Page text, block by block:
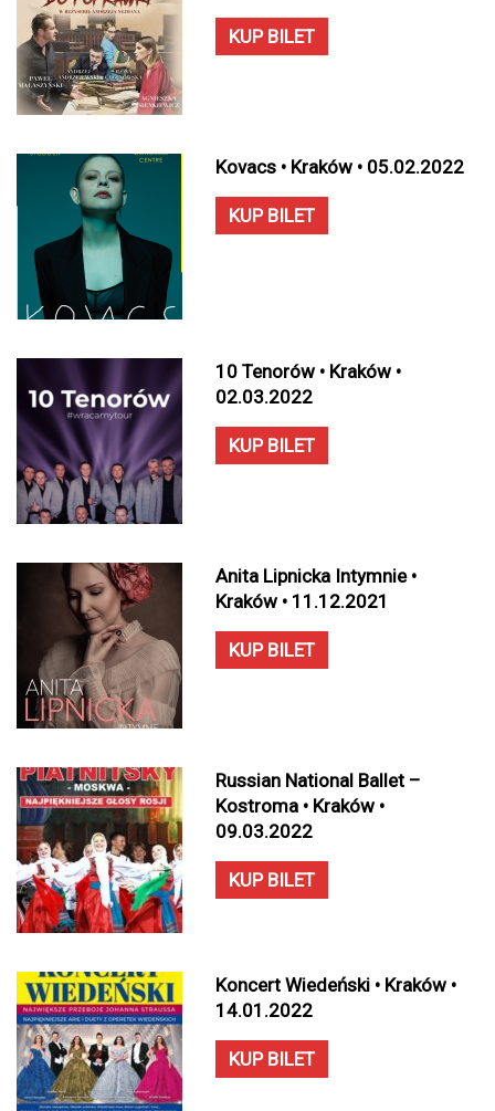
KUP BILET
Kovacs • Kraków • 05.02.2022
KUP BILET
10 Tenorów • Kraków •
02.03.2022
KUP BILET
Anita Lipnicka Intymnie •
Kraków • 11.12.2021
KUP BILET
Russian National Ballet –
Kostroma • Kraków •
09.03.2022
KUP BILET
Koncert Wiedeński • Kraków •
14.01.2022
KUP BILET